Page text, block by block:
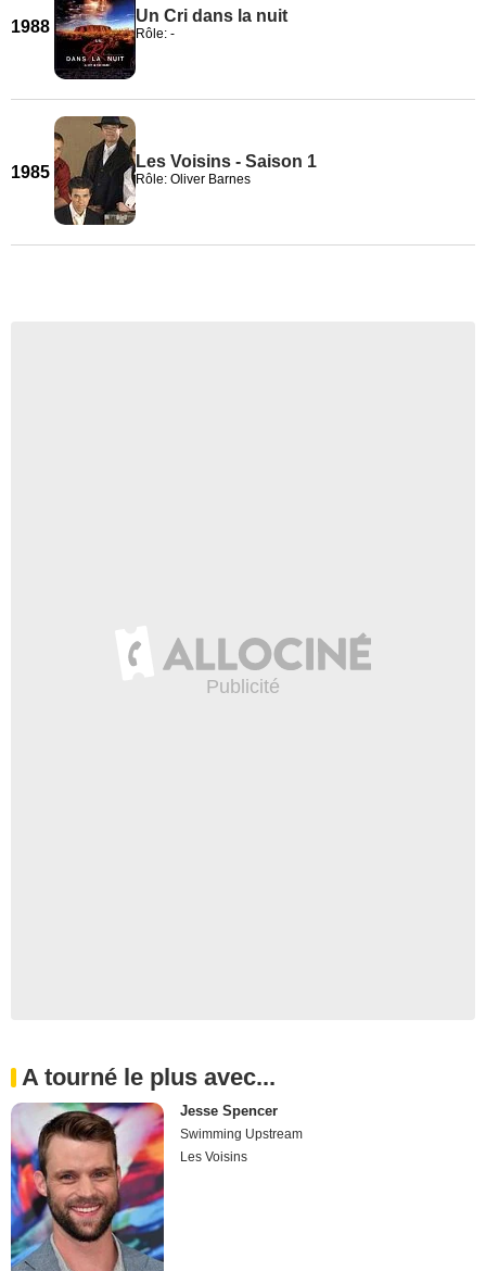
1988
Un Cri dans la nuit
Rôle: -
1985
Les Voisins - Saison 1
Rôle: Oliver Barnes
A tourné le plus avec...
Jesse Spencer
Swimming Upstream
Les Voisins